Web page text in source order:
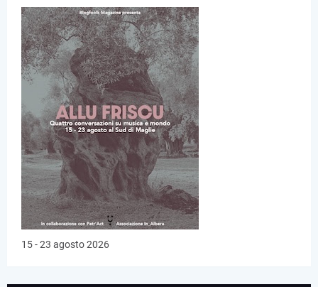
15 - 23 agosto 2026